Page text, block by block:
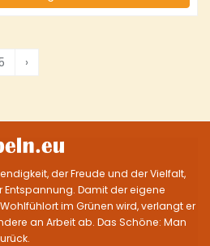
›
der Freude und der Vielfalt,
Damit der eigene
im Grünen wird, verlangt er
an Arbeit ab. Das Schöne: Man